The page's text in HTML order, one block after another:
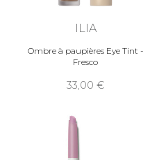
ILIA
Ombre à paupières Eye Tint -
Fresco
33,00